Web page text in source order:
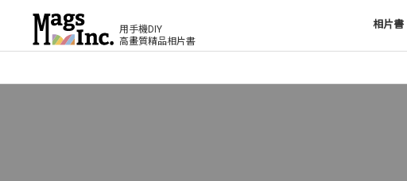
用手機DIY
高畫質精品相片書
相片書